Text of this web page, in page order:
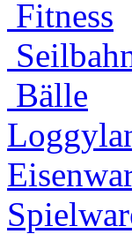
Fitness
Bälle